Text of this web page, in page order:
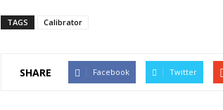
TAGS Calibrator
SHARE Facebook Twitter